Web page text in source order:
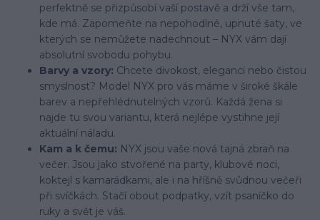
perfektně se přizpůsobí vaší postavě a drží vše tam,
kde má. Zapomeňte na nepohodlné, upnuté šaty, ve
kterých se nemůžete nadechnout – NYX vám dají
absolutní svobodu pohybu.
Barvy a vzory: Chcete divokost, eleganci nebo čistou
smyslnost? Model NYX pro vás máme v široké škále
barev a nepřehlédnutelných vzorů. Každá žena si
najde tu svou variantu, která nejlépe vystihne její
aktuální náladu.
Kam a k čemu: NYX jsou vaše nová tajná zbraň na
večer. Jsou jako stvořené na party, klubové noci,
koktejl s kamarádkami, ale i na hříšně svůdnou večeři
při svíčkách. Stačí obout podpatky, vzít psaníčko do
ruky a svět je váš.